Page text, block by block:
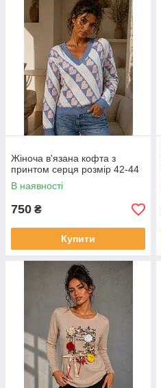
Жіноча в'язана кофта з
принтом серця розмір 42-44
В наявності
750 ₴
Купити